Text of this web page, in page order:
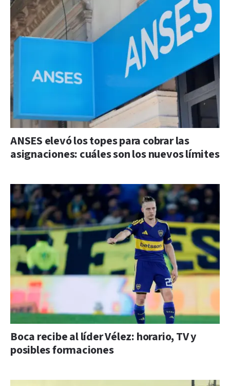
ANSES elevó los topes para cobrar las
asignaciones: cuáles son los nuevos límites
Boca recibe al líder Vélez: horario, TV y
posibles formaciones